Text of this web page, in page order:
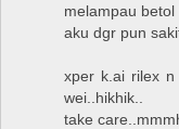
melampau betol
aku dgr pun sakit
xper k.ai rilex n
wei..hikhik..
take